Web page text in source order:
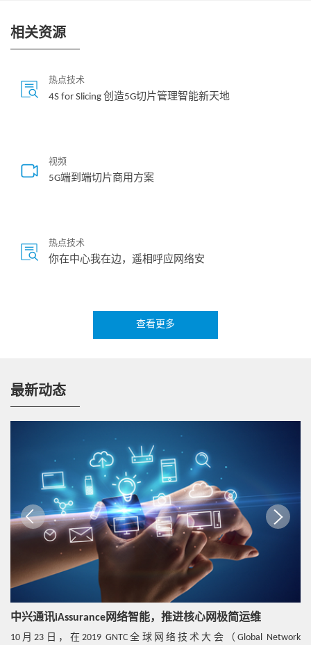
相关资源
热点技术
4S for Slicing 创造5G切片管理智能新天地
视频
5G端到端切片商用方案
热点技术
你在中心我在边，遥相呼应网络安
场景化“切片”随选方案，助力抢滩行业蓝海
热点技术
当AI邂逅切片，5G网络运维将更智能
热点技术
以简驭繁，中兴通讯AIC开启NFV自动化集成新篇章
白皮书
中兴通讯发布5G核心网技术趋势白皮书
查看更多
最新动态
中兴通讯iAssurance网络智能，推进核心网极简运维
10月23日，在2019 GNTC全球网络技术大会（Global Network